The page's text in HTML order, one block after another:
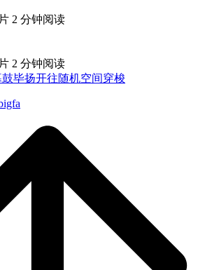
2 分钟阅读
2 分钟阅读
鼓毕扬开往随机空间穿梭